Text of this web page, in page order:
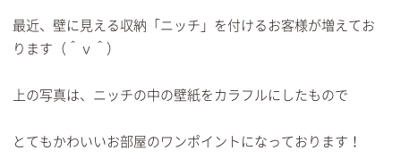
最近、壁に見える収納「ニッチ」を付けるお客様が増えてお
ります（＾ｖ＾）
上の写真は、ニッチの中の壁紙をカラフルにしたもので
とてもかわいいお部屋のワンポイントになっております！